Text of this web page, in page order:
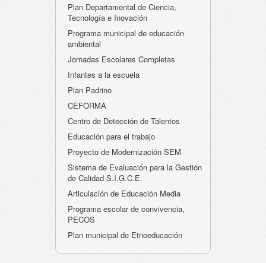
Plan Departamental de Ciencia,
Tecnología e Inovación
Programa municipal de educación
ambiental
Jornadas Escolares Completas
Infantes a la escuela
Plan Padrino
CEFORMA
Centro de Detección de Talentos
Educación para el trabajo
Proyecto de Modernización SEM
Sistema de Evaluación para la Gestión
de Calidad S.I.G.C.E.
Articulación de Educación Media
Programa escolar de convivencia,
PECOS
Plan municipal de Etnoeducación